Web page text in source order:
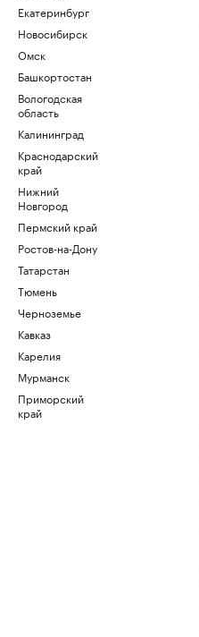
Екатеринбург
Новосибирск
Омск
Башкортостан
Вологодская
область
Калининград
Краснодарский
край
Нижний
Новгород
Пермский край
Ростов-на-Дону
Татарстан
Тюмень
Черноземье
Кавказ
Карелия
Мурманск
Приморский
край